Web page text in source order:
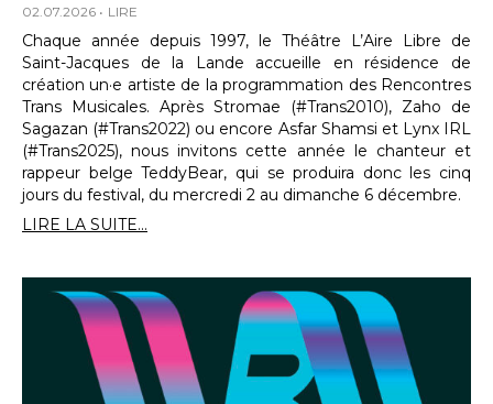
02.07.2026 LIRE
Chaque année depuis 1997, le Théâtre L’Aire Libre de
Saint-Jacques de la Lande accueille en résidence de
création un·e artiste de la programmation des Rencontres
Trans Musicales. Après Stromae (#Trans2010), Zaho de
Sagazan (#Trans2022) ou encore Asfar Shamsi et Lynx IRL
(#Trans2025), nous invitons cette année le chanteur et
rappeur belge TeddyBear, qui se produira donc les cinq
jours du festival, du mercredi 2 au dimanche 6 décembre.
LIRE LA SUITE...